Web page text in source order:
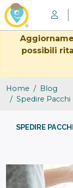
possibili
Home
Blog
Spedire
SPEDIRE